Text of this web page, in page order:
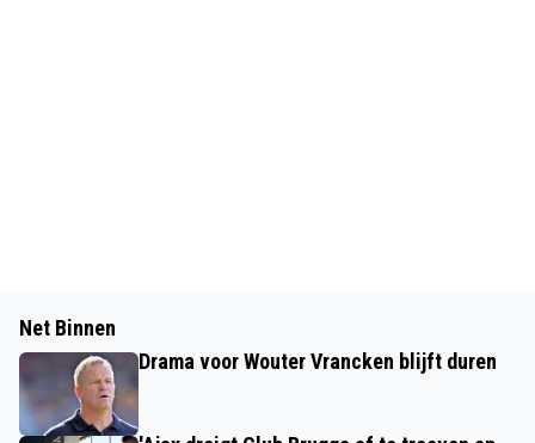
Net Binnen
Drama voor Wouter Vrancken blijft duren